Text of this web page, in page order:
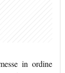
in ordine